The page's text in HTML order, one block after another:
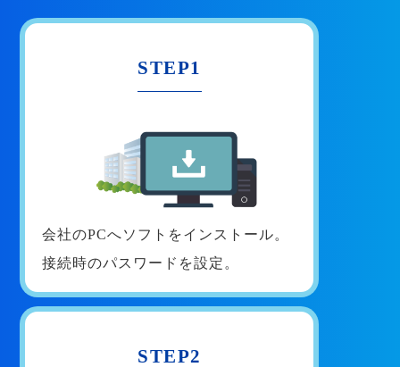
STEP1
会社のPCへソフトをインストール。
接続時のパスワードを設定。
STEP2